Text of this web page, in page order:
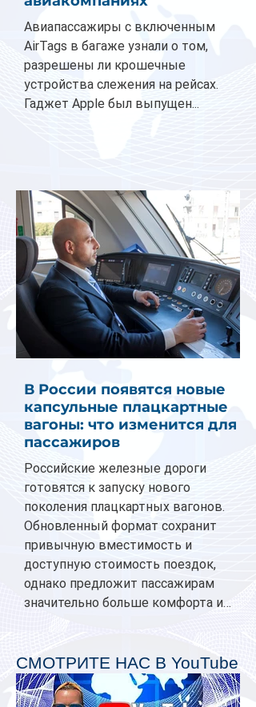
Авиапассажиры с включенным
AirTags в багаже узнали о том,
разрешены ли крошечные
устройства слежения на рейсах.
Гаджет Apple был выпущен...
В России появятся новые
капсульные плацкартные
вагоны: что изменится для
пассажиров
Российские железные дороги
готовятся к запуску нового
поколения плацкартных вагонов.
Обновленный формат сохранит
привычную вместимость и
доступную стоимость поездок,
однако предложит пассажирам
значительно больше комфорта и
планируется начать в 2027 году.
Одним из главных нововведений
станут индивидуальные шторки у
СМОТРИТЕ НАС В YouTube